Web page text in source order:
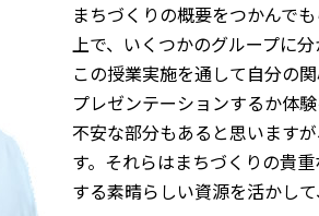
まちづくりの概要をつかんで
上で、いくつかのグループに
この授業実施を通して自分の
プレゼンテーションするか体
不安な部分もあると思います
す。それらはまちづくりの貴
する素晴らしい資源を活かし